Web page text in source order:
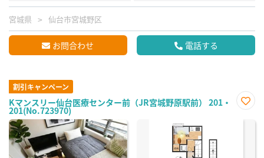
宮城県 仙台市宮城野区
お問合わせ 電話する
割引キャンペーン
Kマンスリー仙台医療センター前（JR宮城野原駅前） 201・
201(No.723970)
に入